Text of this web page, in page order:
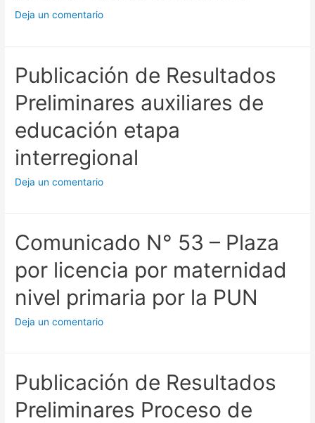
Deja un comentario
Publicación de Resultados
Preliminares auxiliares de
educación etapa
interregional
Deja un comentario
Comunicado N° 53 – Plaza
por licencia por maternidad
nivel primaria por la PUN
Deja un comentario
Publicación de Resultados
Preliminares Proceso de